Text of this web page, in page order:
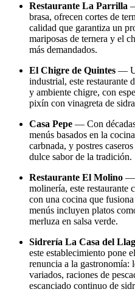
Restaurante La Parrilla
brasa, ofrecen cortes de
calidad que garantiza un
mariposas de ternera y el
más demandados.
El Chigre de Quintes —
industrial, este restaurante
y ambiente chigre, con
pixín con vinagreta de
Casa Pepe — Con
menús basados en la
carbnada, y postres
dulce sabor de la tradición.
Restaurante El Molino —
molinería, este restaurante
con una cocina que
menús incluyen platos
merluza en salsa verde.
Sidrería La Casa del
este establecimiento pone
renuncia a la gastronomía:
variados, raciones de
escanciado continuo de